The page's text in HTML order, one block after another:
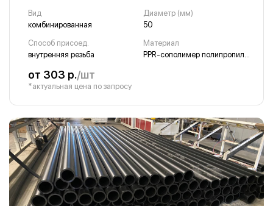
Вид
комбинированная
Диаметр (мм)
50
Способ присоед.
внутренняя резьба
Материал
PPR-сополимер полипропилена
от 303 р./шт
*актуальная цена по запросу